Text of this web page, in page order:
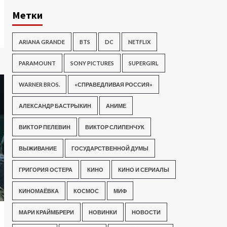
Метки
ARIANA GRANDE BTS DC NETFLIX
PARAMOUNT SONY PICTURES SUPERGIRL
WARNER BROS. «СПРАВЕДЛИВАЯ РОССИЯ»
АЛЕКСАНДР БАСТРЫКИН АНИМЕ
ВИКТОР ПЕЛЕВИН ВИКТОР СЛИПЕНЧУК
ВЫЖИВАНИЕ ГОСУДАРСТВЕННОЙ ДУМЫ
ГРИГОРИЯ ОСТЕРА КИНО КИНО И СЕРИАЛЫ
КИНОМАЁВКА КОСМОС МИФ
МАРИ КРАЙМБРЕРИ НОВИНКИ НОВОСТИ